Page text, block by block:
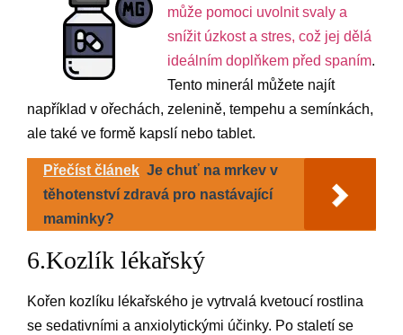
může pomoci uvolnit svaly a
snížit úzkost a stres, což jej dělá
ideálním doplňkem před spaním.
Tento minerál můžete najít
například v ořechách, zelenině, tempehu a semínkách,
ale také ve formě kapslí nebo tablet.
Přečíst článek Je chuť na mrkev v
těhotenství zdravá pro nastávající
maminky?
6.Kozlík lékařský
Kořen kozlíku lékařského je vytrvalá kvetoucí rostlina
se sedativními a anxiolytickými účinky. Po staletí se